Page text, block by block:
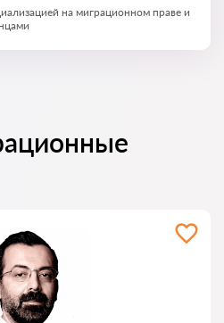
на миграционном праве и